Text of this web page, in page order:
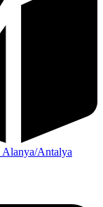
Alanya/Antalya